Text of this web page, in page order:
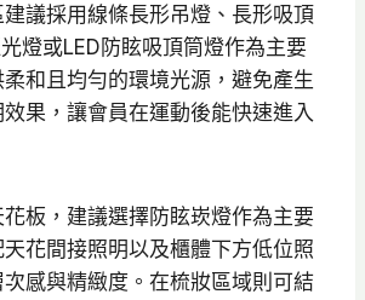
議採用線條長形吊燈、長形吸頂
燈或LED防眩吸頂筒燈作為主要
和且均勻的環境光源，避免產生
果，讓會員在運動後能快速進入
板，建議選擇防眩崁燈作為主要
花間接照明以及櫃體下方低位照
感與精緻度。在梳妝區域則可結